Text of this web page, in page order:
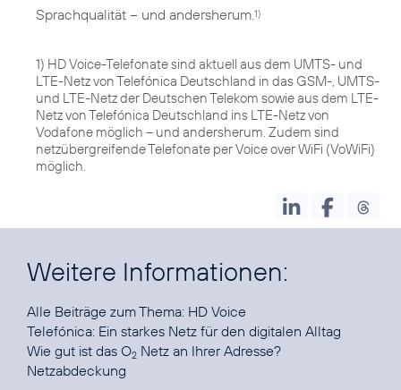
Sprachqualität – und andersherum.1)
1) HD Voice-Telefonate sind aktuell aus dem UMTS- und
LTE-Netz von Telefónica Deutschland in das GSM-, UMTS-
und LTE-Netz der Deutschen Telekom sowie aus dem LTE-
Netz von Telefónica Deutschland ins LTE-Netz von
Vodafone möglich – und andersherum. Zudem sind
netzübergreifende Telefonate per Voice over WiFi (VoWiFi)
möglich.
Weitere Informationen:
Alle Beiträge zum Thema: HD Voice
Telefónica: Ein starkes Netz für den digitalen Alltag
Wie gut ist das O2 Netz an Ihrer Adresse?
Netzabdeckung